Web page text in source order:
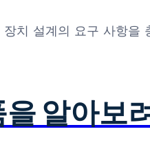
치 설계의 요구 사항을
알아보